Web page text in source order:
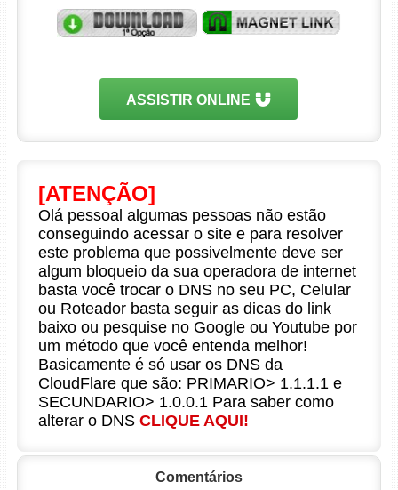
ASSISTIR ONLINE
[ATENÇÃO]
Olá pessoal algumas pessoas não estão
conseguindo acessar o site e para resolver
este problema que possivelmente deve ser
algum bloqueio da sua operadora de internet
basta você trocar o DNS no seu PC, Celular
ou Roteador basta seguir as dicas do link
baixo ou pesquise no Google ou Youtube por
um método que você entenda melhor!
Basicamente é só usar os DNS da
CloudFlare que são: PRIMARIO> 1.1.1.1 e
SECUNDARIO> 1.0.0.1 Para saber como
alterar o DNS CLIQUE AQUI!
Comentários